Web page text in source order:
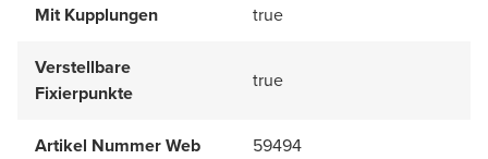
Mit Kupplungen true
Verstellbare
Fixierpunkte
true
Artikel Nummer Web 59494